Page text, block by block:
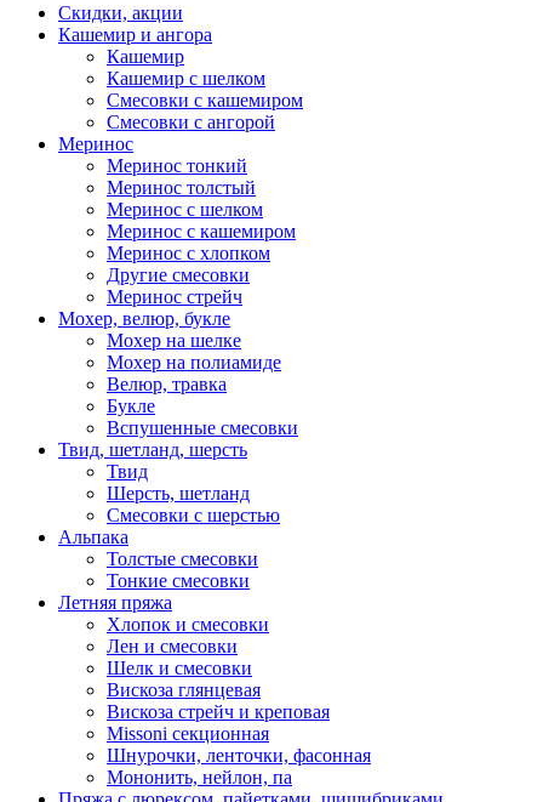
Скидки, акции
Кашемир и ангора
Кашемир
Кашемир с шелком
Смесовки с кашемиром
Смесовки с ангорой
Меринос
Меринос тонкий
Меринос толстый
Меринос с шелком
Меринос с кашемиром
Меринос с хлопком
Другие смесовки
Меринос стрейч
Мохер, велюр, букле
Мохер на шелке
Мохер на полиамиде
Велюр, травка
Букле
Вспушенные смесовки
Твид, шетланд, шерсть
Твид
Шерсть, шетланд
Смесовки с шерстью
Альпака
Толстые смесовки
Тонкие смесовки
Летняя пряжа
Хлопок и смесовки
Лен и смесовки
Шелк и смесовки
Вискоза глянцевая
Вискоза стрейч и креповая
Missoni секционная
Шнурочки, ленточки, фасонная
Мононить, нейлон, па